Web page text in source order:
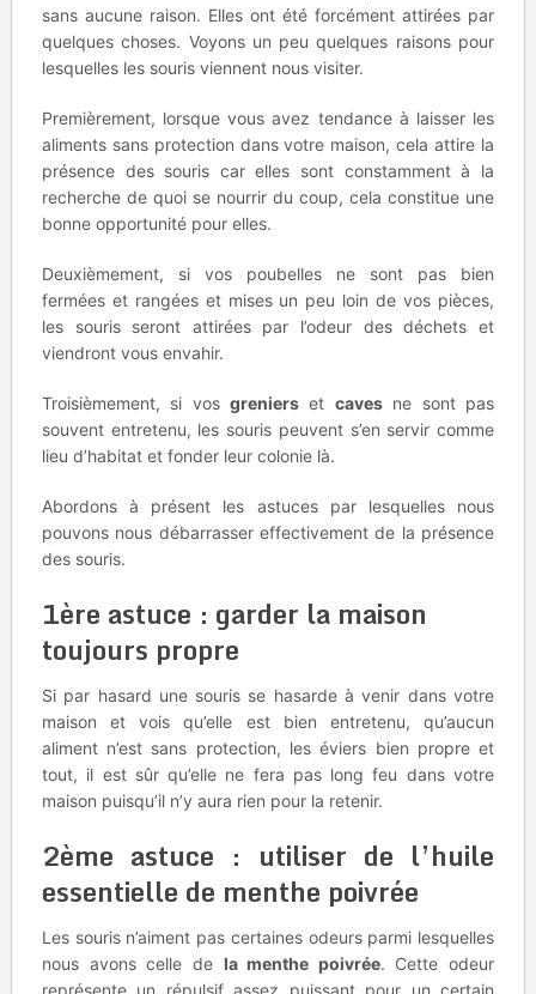
sans aucune raison. Elles ont été forcément attirées par
quelques choses. Voyons un peu quelques raisons pour
lesquelles les souris viennent nous visiter.
Premièrement, lorsque vous avez tendance à laisser les
aliments sans protection dans votre maison, cela attire la
présence des souris car elles sont constamment à la
recherche de quoi se nourrir du coup, cela constitue une
bonne opportunité pour elles.
Deuxièmement, si vos poubelles ne sont pas bien
fermées et rangées et mises un peu loin de vos pièces,
les souris seront attirées par l’odeur des déchets et
viendront vous envahir.
Troisièmement, si vosgreniers et cavesne sont pas
souvent entretenu, les souris peuvent s’en servir comme
lieu d’habitat et fonder leur colonie là.
Abordons à présent les astuces par lesquelles nous
pouvons nous débarrasser effectivement de la présence
des souris.
1ère astuce : garder la maison
toujours propre
Si par hasard une souris se hasarde à venir dans votre
maison et vois qu’elle est bien entretenu, qu’aucun
aliment n’est sans protection, les éviers bien propre et
tout, il est sûr qu’elle ne fera pas long feu dans votre
maison puisqu’il n’y aura rien pour la retenir.
2ème astuce : utiliser de l’huile
essentielle de menthe poivrée
Les souris n’aiment pas certaines odeurs parmi lesquelles
nous avons celle de la menthe poivrée. Cette odeur
représente un répulsif assez puissant pour un certain